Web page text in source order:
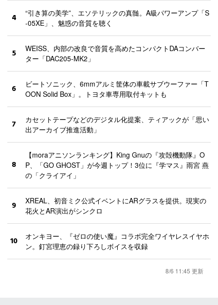
4
“引き算の美学”、エソテリックの真髄。A級パワーアンプ「S
-05XE」、魅惑の音質を聴く
5
WEISS、内部の改良で音質を高めたコンパクトDAコンバー
ター「DAC205-MK2」
6
ビートソニック、6mmアルミ筐体の車載サブウーファー「T
OON Solid Box」。トヨタ車専用取付キットも
7
カセットテープなどのデジタル化提案、ティアックが「思い
出アーカイブ推進活動」
8
【moraアニソンランキング】King Gnuの『攻殻機動隊』O
P、「GO GHOST」が今週トップ！3位に『学マス』雨宮 燕
の「クライアイ」
9
XREAL、初音ミク公式イベントにARグラスを提供。現実の
花火とAR演出がシンクロ
10
オンキヨー、『ゼロの使い魔』コラボ完全ワイヤレスイヤホ
ン。釘宮理恵の録り下ろしボイスを収録
8/6 11:45 更新